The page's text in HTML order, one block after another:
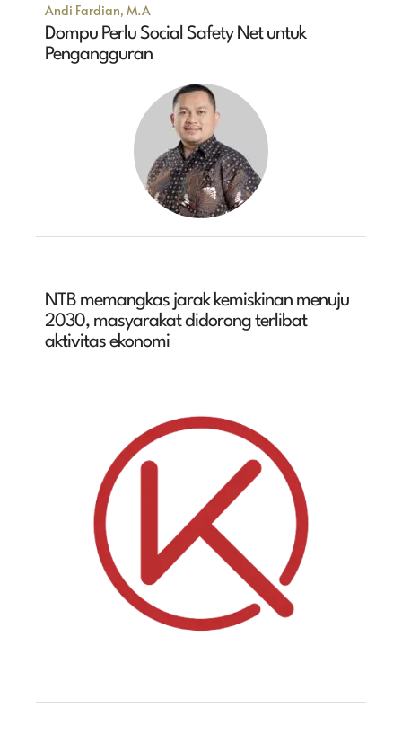
Andi Fardian, M.A
Dompu Perlu Social Safety Net untuk
Pengangguran
NTB memangkas jarak kemiskinan menuju
2030, masyarakat didorong terlibat
aktivitas ekonomi